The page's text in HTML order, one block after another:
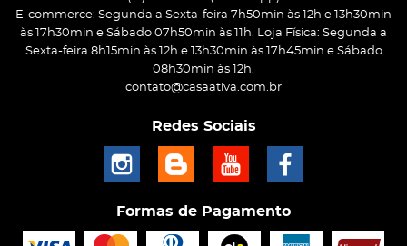
E-commerce: Segunda a Sexta-feira 7h50min às 12h e 13h30min
às 17h30min e Sábado 07h50min às 11h. Loja Física: Segunda a
Sexta-feira 8h15min às 12h e 13h30min às 17h45min e Sábado
08h30min às 12h.
contato@casaativa.com.br
Redes Sociais
Formas de Pagamento